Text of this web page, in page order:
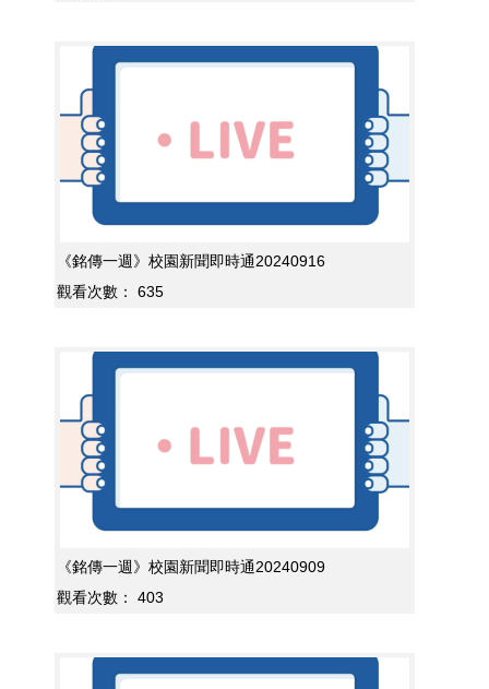
《銘傳一週》校園新聞即時通20240916
觀看次數：
635
《銘傳一週》校園新聞即時通20240909
觀看次數：
403